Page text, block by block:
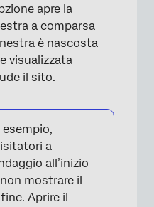
apre la
a comparsa
è nascosta
visualizzata
il sito.
esempio,
a
all’inizio
mostrare il
Aprire il